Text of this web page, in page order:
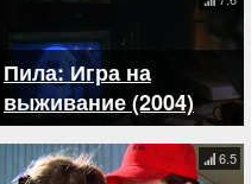
Пила: Игра на
выживание (2004)
6.5